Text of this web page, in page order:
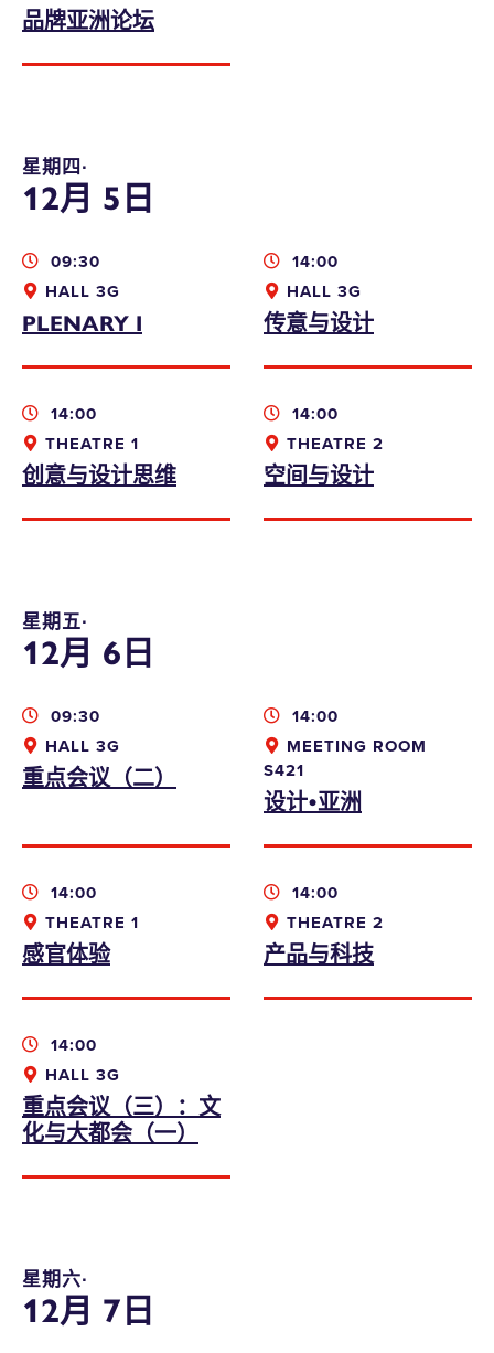
bodwreg2019@connexustravel.com
品牌亚洲论坛
星期四∙
12月 5日
09:30
HALL 3G
PLENARY I
14:00
HALL 3G
传意与设计
14:00
THEATRE 1
创意与设计思维
14:00
THEATRE 2
空间与设计
星期五∙
12月 6日
09:30
HALL 3G
重点会议（二）
14:00
MEETING ROOM
S421
设计•亚洲
14:00
THEATRE 1
感官体验
14:00
THEATRE 2
产品与科技
14:00
HALL 3G
重点会议（三）：文
化与大都会（一）
星期六∙
12月 7日
新推广